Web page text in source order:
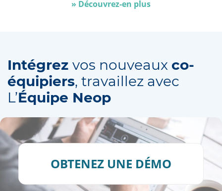
» Découvrez-en plus
Intégrez vos nouveaux co-
équipiers, travaillez avec
L’Équipe Neop
OBTENEZ UNE DÉMO